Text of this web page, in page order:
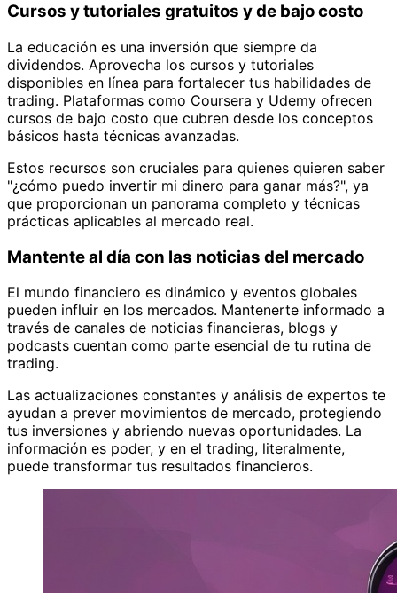
Cursos y tutoriales gratuitos y de bajo costo
La educación es una inversión que siempre da
dividendos. Aprovecha los cursos y tutoriales
disponibles en línea para fortalecer tus habilidades de
trading. Plataformas como Coursera y Udemy ofrecen
cursos de bajo costo que cubren desde los conceptos
básicos hasta técnicas avanzadas.
Estos recursos son cruciales para quienes quieren saber
"¿cómo puedo invertir mi dinero para ganar más?", ya
que proporcionan un panorama completo y técnicas
prácticas aplicables al mercado real.
Mantente al día con las noticias del mercado
El mundo financiero es dinámico y eventos globales
pueden influir en los mercados. Mantenerte informado a
través de canales de noticias financieras, blogs y
podcasts cuentan como parte esencial de tu rutina de
trading.
Las actualizaciones constantes y análisis de expertos te
ayudan a prever movimientos de mercado, protegiendo
tus inversiones y abriendo nuevas oportunidades. La
información es poder, y en el trading, literalmente,
puede transformar tus resultados financieros.